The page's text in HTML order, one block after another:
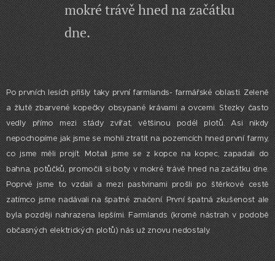
mokré trávě hned na začátku
dne.
Po prvních lesích přišly taky první farmlands- farmářské oblasti. Zeleně
a žlutě zbarvené kopečky obsypané krávami a ovcemi. Stezky často
vedly přímo mezi stády zvířat, většinou podél plotů. Asi nikdy
nepochopíme jak jsme se mohli ztratit na pozemcích hned první farmy,
co jsme měli projít. Motali jsme se z kopce na kopec, zapadali do
bahna, potůčků, promočili si boty v mokré trávě hned na začátku dne.
Poprvé jsme to vzdali a mezi pastvinami prošli po štěrkové cestě
zatímco jsme nadávali na špatné značení. První špatná zkušenost ale
byla později nahrazena lepšími. Farmlands (kromě nástrah v podobě
občasných elektrických plotů) nás už znovu nedostaly.